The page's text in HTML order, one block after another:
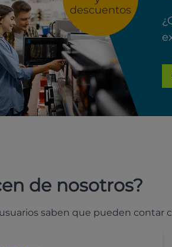
descuentos
de nosotros?
usuarios saben que pueden contar